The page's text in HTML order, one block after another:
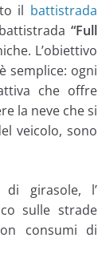
il battistrada
“Full
L’obiettivo
semplice: ogni
che offre
la neve che si
veicolo, sono
girasole, l’
sulle strade
consumi di